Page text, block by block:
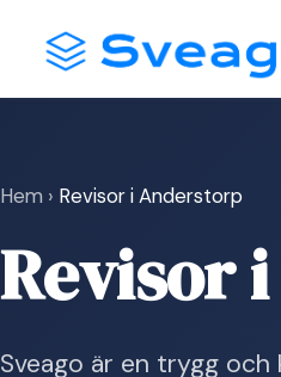
Hem › Revisor i Anderstorp
Revisor
Sveago är en trygg